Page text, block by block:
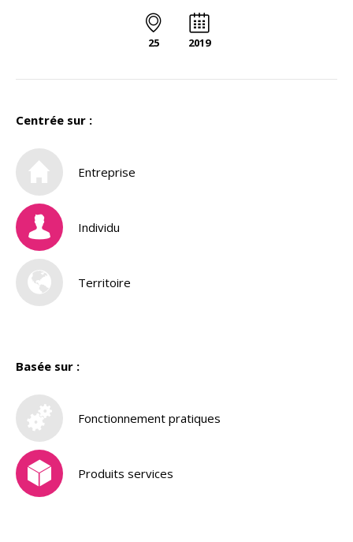
25 2019
Centrée sur :
Entreprise
Individu
Territoire
Basée sur :
Fonctionnement pratiques
Produits services